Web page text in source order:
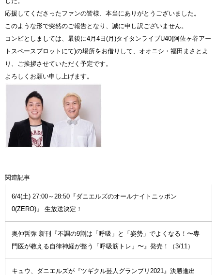
応援してくださったファンの皆様、本当にありがとうございました。
このような形で突然のご報告となり、誠に申し訳ございません。
コンビとしましては、最後に4月4日(月)タイタンライブU40(阿佐ヶ谷アー
トスペースプロットにて)の場所をお借りして、オオニシ・福田まさとよ
り、ご挨拶させていただく予定です。
よろしくお願い申し上げます。
関連記事
6/4(土) 27:00～28:50『ダニエルズのオールナイトニッポン
0(ZERO)』 生放送決定！
奥仲哲弥 新刊『不調の9割は「呼吸」と「姿勢」でよくなる！〜専
門医が教える自律神経が整う「呼吸筋トレ」〜』発売！（3/11）
キュウ、ダニエルズが『ツギクル芸人グランプリ2021』決勝進出